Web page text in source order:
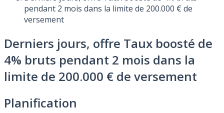
pendant 2 mois dans la limite de 200.000 € de
versement
Derniers jours, offre Taux boosté de
4% bruts pendant 2 mois dans la
limite de 200.000 € de versement
Planification